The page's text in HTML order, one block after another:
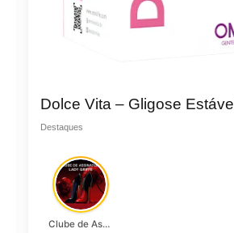
Dolce Vita – Gligose Estável
Destaques
Clube de Assinatura Lady Griffe